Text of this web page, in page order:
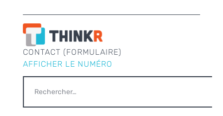
CONTACT (FORMULAIRE)
AFFICHER LE NUMÉRO
RECHERCHER :